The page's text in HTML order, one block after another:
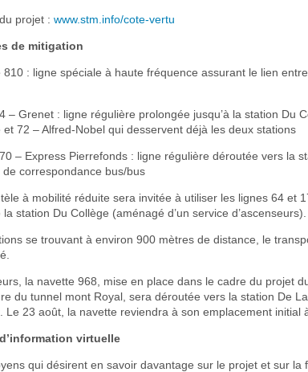
projet : www.stm.info/cote-vertu
de mitigation
810 : ligne spéciale à haute fréquence assurant le lien
– Grenet : ligne régulière prolongée jusqu’à la station Du
et 72 – Alfred-Nobel qui desservent déjà les deux stations
– Express Pierrefonds : ligne régulière déroutée vers la
de correspondance bus/bus
à mobilité réduite sera invitée à utiliser les lignes 64 et
la station Du Collège (aménagé d’un service d’ascenseurs).
se trouvant à environ 900 mètres de distance, le
la navette 968, mise en place dans le cadre du projet
du tunnel mont Royal, sera déroutée vers la station De
Le 23 août, la navette reviendra à son emplacement initial
virtuelle
qui désirent en savoir davantage sur le projet et sur